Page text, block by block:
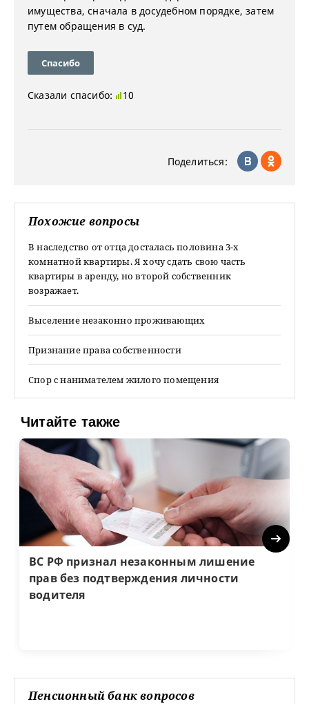
имущества, сначала в досудебном порядке, затем
путем обращения в суд.
Спасибо
Сказали спасибо: 10
Поделиться:
Похожие вопросы
В наследство от отца досталась половина 3-х
комнатной квартиры. Я хочу сдать свою часть
квартиры в аренду, но второй собственник
возражает.
Выселение незаконно проживающих
Признание права собственности
Спор с нанимателем жилого помещения
Читайте также
ВС РФ признал незаконным лишение
прав без подтверждения личности
водителя
Next
Пенсионный банк вопросов